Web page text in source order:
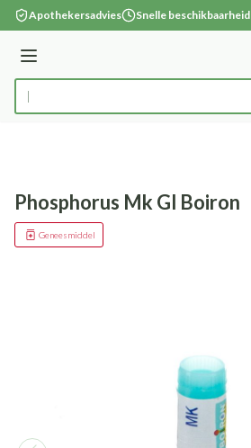
Ga naar de inhoud
Apothekersadvies Snelle beschikbaarheid
Menu
Product, merk, categorie...
Phosphorus Mk Gl Boiron
Geneesmiddel